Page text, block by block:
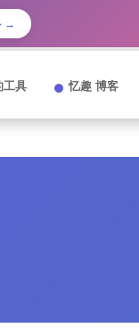
→
工具 忆趣 博客